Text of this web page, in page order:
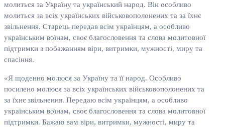
молиться за Україну та український народ. Він особливо
молиться за всіх українських військовополонених та за їхнє
звільнення. Старець передав всім українцям, а особливо
українським воїнам, своє благословення та слова молитовної
підтримки з побажанням віри, витримки, мужності, миру та
спасіння.
«Я щоденно молюся за Україну та її народ. Особливо
посилено молюся за всіх українських військовополонених та
за їхнє звільнення. Передаю всім українцям, а особливо
українським воїнам, своє благословення та слова молитовної
підтримки. Бажаю вам віри, витримки, мужності, миру та